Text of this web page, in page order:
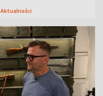
Aktualności